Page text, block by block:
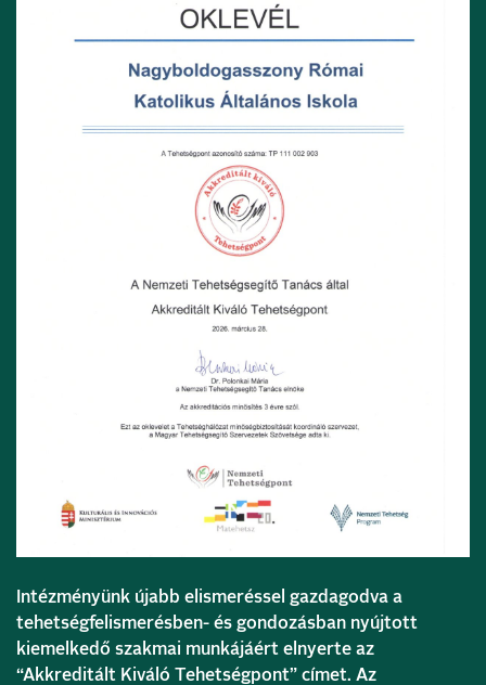
Intézményünk újabb elismeréssel gazdagodva a
tehetségfelismerésben- és gondozásban nyújtott
kiemelkedő szakmai munkájáért elnyerte az
“Akkreditált Kiváló Tehetségpont” címet. Az